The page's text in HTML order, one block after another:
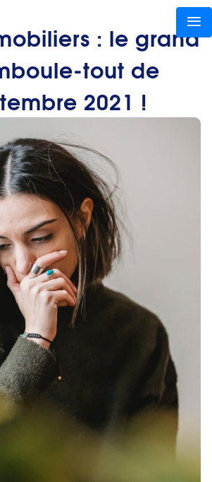
: le grand
tout de
2021 !